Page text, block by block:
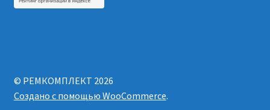
© РЕМКОМПЛЕКТ 2026
Создано с помощью WooCommerce.